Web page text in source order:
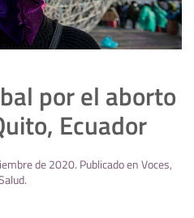
por el aborto
Ecuador
de 2020. Publicado enVoces,
.